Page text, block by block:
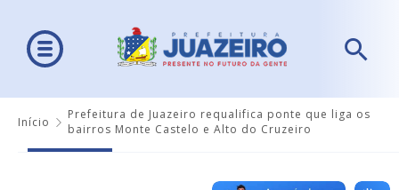
Início
Prefeitura de Juazeiro requalifica ponte que liga os
bairros Monte Castelo e Alto do Cruzeiro